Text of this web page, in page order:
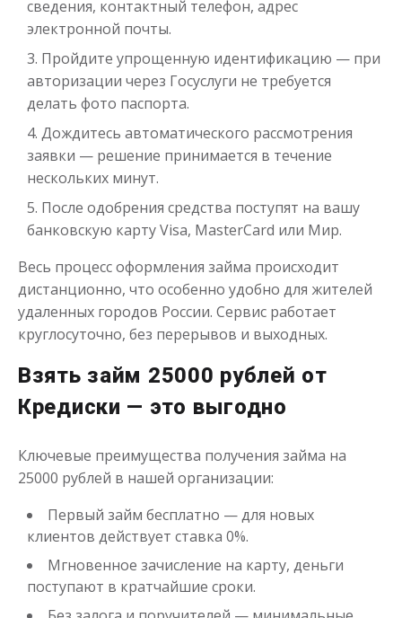
Переведём в долг
Сумма до50 000₽
Срок
Получить
Деньги до зарплаты
50 000
Срок от 1до 21 дня
Получить
Займ на карту онлайн
сведения, контактный телефон, адрес
электронной почты.
Пройдите упрощенную идентификацию — при
авторизации через Госуслуги не требуется
делать фото паспорта.
Дождитесь автоматического рассмотрения
заявки — решение принимается в течение
нескольких минут.
После одобрения средства поступят на вашу
банковскую карту Visa, MasterCard или Мир.
Весь процесс оформления займа происходит
дистанционно, что особенно удобно для жителей
удаленных городов России. Сервис работает
круглосуточно, без перерывов и выходных.
Взять займ 25000 рублей от
Кредиски — это выгодно
Ключевые преимущества получения займа на
25000 рублей в нашей организации:
Первый займ бесплатно — для новых
клиентов действует ставка 0%.
Мгновенное зачисление на карту, деньги
поступают в кратчайшие сроки.